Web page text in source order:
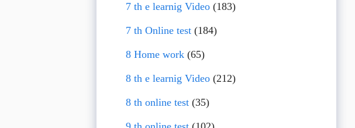
7 th e learnig Video(183)
7 th Online test(184)
8 Home work(65)
8 th e learnig Video(212)
8 th online test(35)